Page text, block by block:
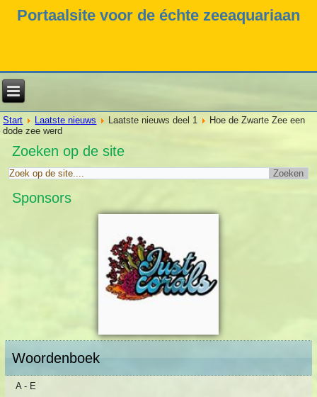
Portaalsite voor de échte zeeaquariaan
Start Laatste nieuws Laatste nieuws deel 1
Hoe de Zwarte Zee een
dode zee werd
Zoeken op de site
Sponsors
Woordenboek
A - E